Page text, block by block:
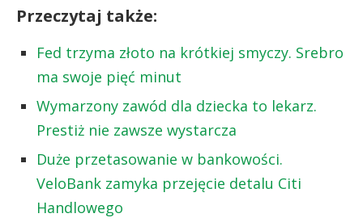
Przeczytaj także:
Fed trzyma złoto na krótkiej smyczy. Srebro
ma swoje pięć minut
Wymarzony zawód dla dziecka to lekarz.
Prestiż nie zawsze wystarcza
Duże przetasowanie w bankowości.
VeloBank zamyka przejęcie detalu Citi
Handlowego